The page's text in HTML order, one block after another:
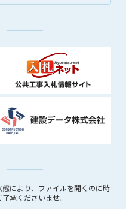
により、ファイルを開くのに時
承くださいませ。
ールアドレスその他本サー
理者は、以下の各号に該当
は提供しないものとしま
事前に同意している場合
な処理をした形式で第三
、安全等を保護するため
場合
合
下に該当する、またはその
除できるものとします。